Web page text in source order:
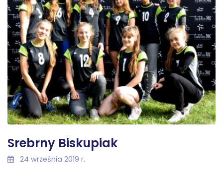
Srebrny Biskupiak
24 września 2019 r.